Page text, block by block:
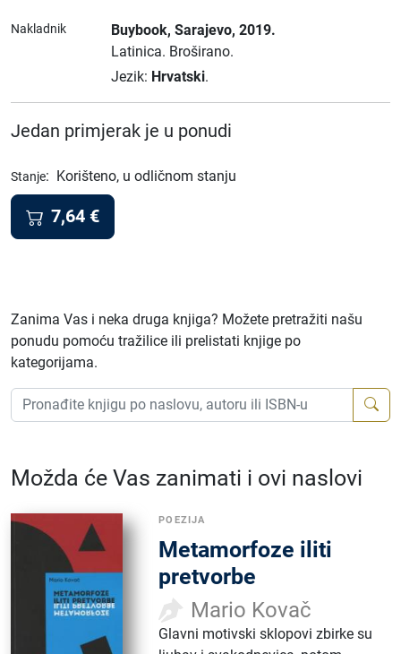
Nakladnik Buybook, Sarajevo, 2019.
Latinica. Broširano.
Jezik: Hrvatski.
Jedan primjerak je u ponudi
Stanje: Korišteno, u odličnom stanju
7,64 €
Zanima Vas i neka druga knjiga? Možete pretražiti našu
ponudu pomoću tražilice ili prelistati knjige po
kategorijama.
Možda će Vas zanimati i ovi naslovi
POEZIJA
Metamorfoze iliti
pretvorbe
Mario Kovač
Glavni motivski sklopovi zbirke su